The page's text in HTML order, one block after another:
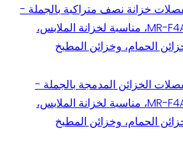
خزانة نصف متراكبة بالجملة -
MR-F4A2، مناسبة لخزانة الملابس،
الحمام، وخزائن المطبخ
الخزائن المدمجة بالجملة -
MR-F4A3، مناسبة لخزانة الملابس،
الحمام، وخزائن المطبخ